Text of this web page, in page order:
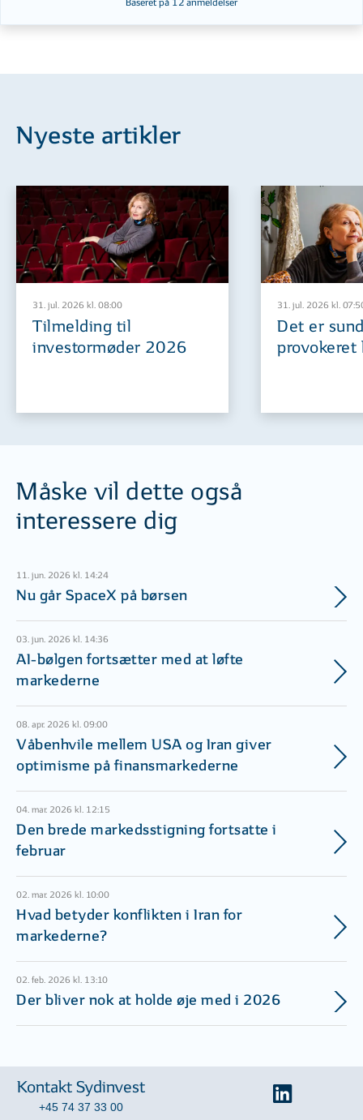
Nyeste artikler
31. jul. 2026 kl. 08:00
Tilmelding til
investormøder 2026
31. jul. 2026 kl.
Det er
provokeret
Måske vil dette også
interessere dig
11. jun. 2026 kl. 14:24
Nu går SpaceX på børsen
03. jun. 2026 kl. 14:36
AI-bølgen fortsætter med at løfte
markederne
08. apr. 2026 kl. 09:00
Våbenhvile mellem USA og Iran giver
optimisme på finansmarkederne
04. mar. 2026 kl. 12:15
Den brede markedsstigning fortsatte i
februar
02. mar. 2026 kl. 10:00
Hvad betyder konflikten i Iran for
markederne?
02. feb. 2026 kl. 13:10
Der bliver nok at holde øje med i 2026
Kontakt Sydinvest
+45 74 37 33 00